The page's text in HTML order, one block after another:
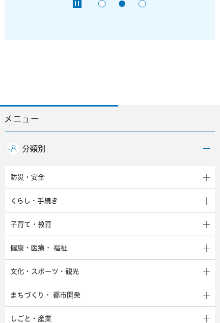
メニュー
分類別
防災・安全
くらし・手続き
子育て・教育
健康・医療・ 福祉
文化・スポーツ・観光
まちづくり・ 都市開発
しごと・産業